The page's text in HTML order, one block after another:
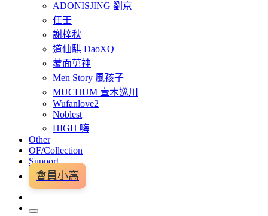
ADONISJING 劉京
任壬
謝梓秋
道仙騏 DaoXQ
蒙面莮神
Men Story 風孩子
MUCHUM 壹木巡川
Wufanlove2
Noblest
HIGH 嗨
Other
OF/Collection
Support
會員小窩